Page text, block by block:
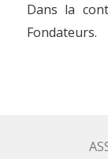
Dans la
Fondateurs.